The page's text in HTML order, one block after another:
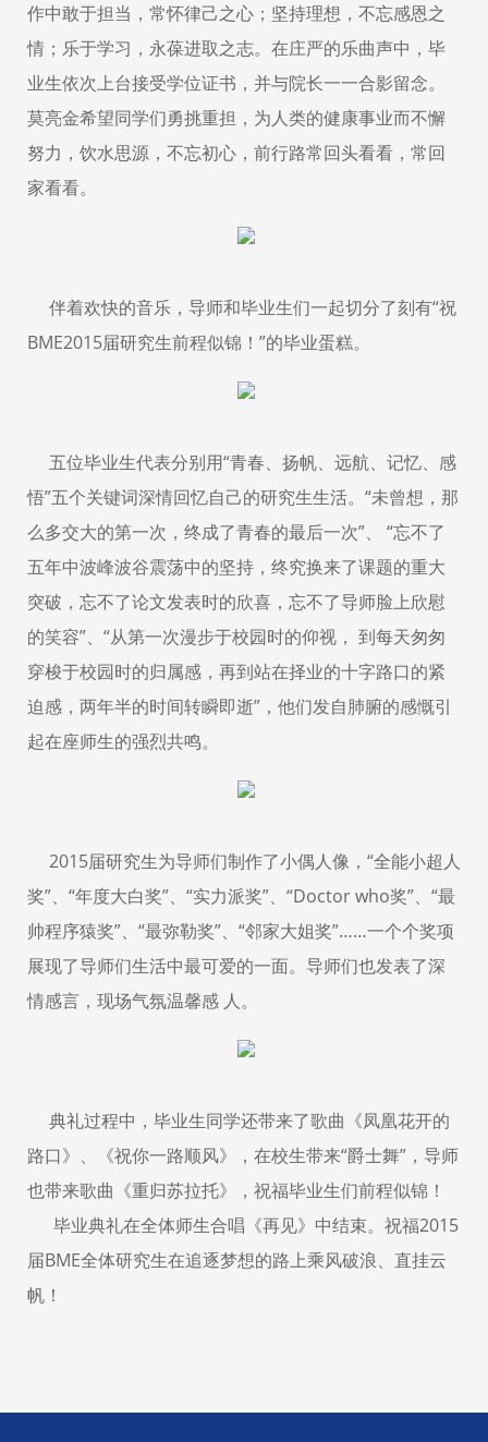
作中敢于担当，常怀律己之心；坚持理想，不忘感恩之
情；乐于学习，永葆进取之志。在庄严的乐曲声中，毕
业生依次上台接受学位证书，并与院长一一合影留念。
莫亮金希望同学们勇挑重担，为人类的健康事业而不懈
努力，饮水思源，不忘初心，前行路常回头看看，常回
家看看。
伴着欢快的音乐，导师和毕业生们一起切分了刻有“祝
BME2015届研究生前程似锦！”的毕业蛋糕。
五位毕业生代表分别用“青春、扬帆、远航、记忆、感
悟”五个关键词深情回忆自己的研究生生活。“未曾想，那
么多交大的第一次，终成了青春的最后一次”、 “忘不了
五年中波峰波谷震荡中的坚持，终究换来了课题的重大
突破，忘不了论文发表时的欣喜，忘不了导师脸上欣慰
的笑容”、“从第一次漫步于校园时的仰视， 到每天匆匆
穿梭于校园时的归属感，再到站在择业的十字路口的紧
迫感，两年半的时间转瞬即逝”，他们发自肺腑的感慨引
起在座师生的强烈共鸣。
2015届研究生为导师们制作了小偶人像，“全能小超人
奖”、“年度大白奖”、“实力派奖”、“Doctor who奖”、“最
帅程序猿奖”、“最弥勒奖”、“邻家大姐奖”……一个个奖项
展现了导师们生活中最可爱的一面。导师们也发表了深
情感言，现场气氛温馨感 人。
典礼过程中，毕业生同学还带来了歌曲《凤凰花开的
路口》、《祝你一路顺风》，在校生带来“爵士舞”，导师
也带来歌曲《重归苏拉托》，祝福毕业生们前程似锦！
毕业典礼在全体师生合唱《再见》中结束。祝福2015
届BME全体研究生在追逐梦想的路上乘风破浪、直挂云
帆！